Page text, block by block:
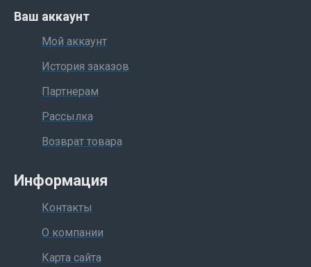
Ваш аккаунт
Мой аккаунт
История заказов
Партнерам
Рассылка
Возврат товара
Информация
Контакты
О компании
Карта сайта